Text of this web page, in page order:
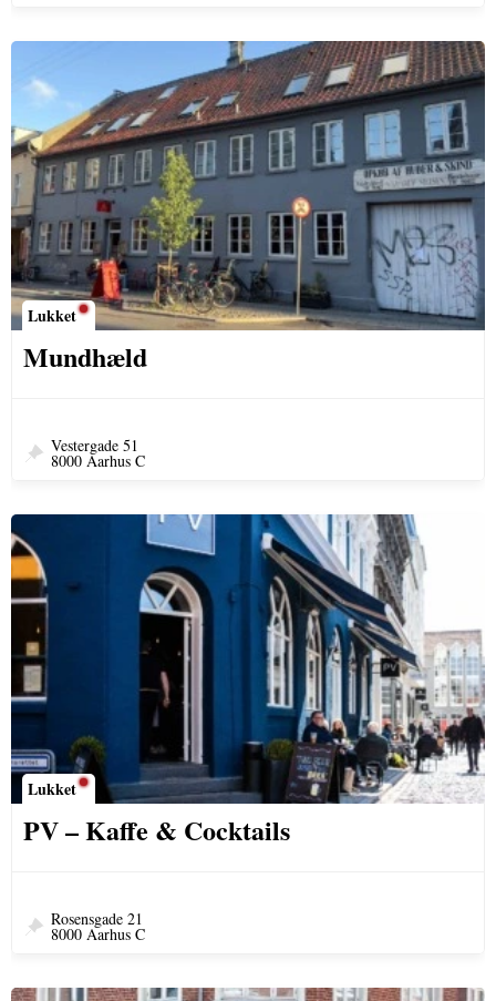
Lukket
Mundhæld
Vestergade 51
8000 Aarhus C
Lukket
PV – Kaffe & Cocktails
Rosensgade 21
8000 Aarhus C